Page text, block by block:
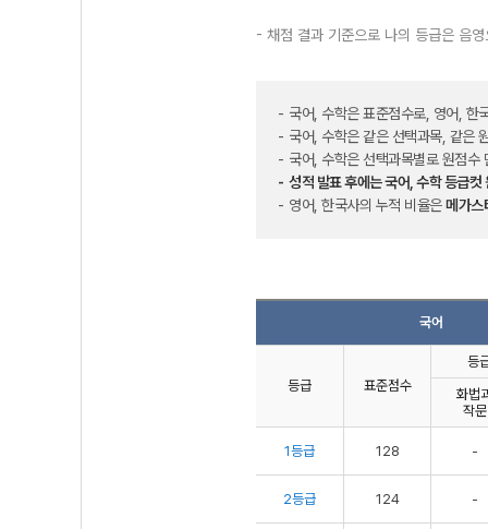
- 채점 결과 기준으로 나의 등급은 음
국어, 수학은 표준점수로, 영어, 한
국어, 수학은 같은 선택과목, 같은
국어, 수학은 선택과목별로 원점수
성적 발표 후에는 국어, 수학 등급
영어, 한국사의 누적 비율은메가스
국어
등급 표준점수
등
화법
작문
1등급 128 -
2등급 124 -